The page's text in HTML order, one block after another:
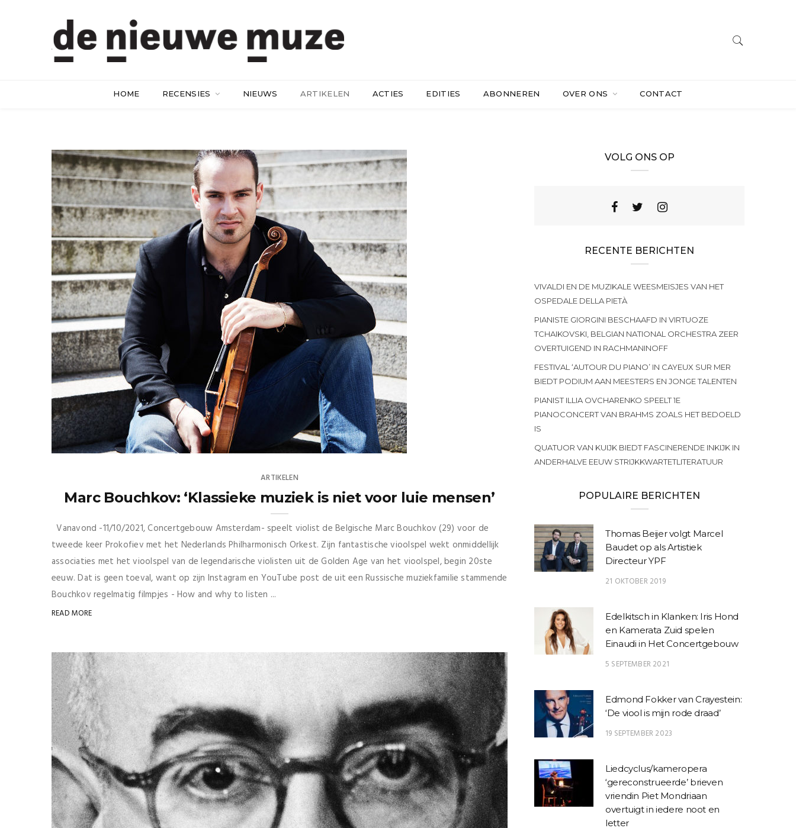
HOME RECENSIES NIEUWS ARTIKELEN ACTIES EDITIES ABONNEREN OVER ONS CONTACT
ARTIKELEN
Marc Bouchkov: ‘Klassieke muziek is niet voor luie mensen’
Vanavond -11/10/2021, Concertgebouw Amsterdam- speelt violist de Belgische Marc Bouchkov (29) voor de
tweede keer Prokofiev met het Nederlands Philharmonisch Orkest. Zijn fantastische vioolspel wekt onmiddellijk
associaties met het vioolspel van de legendarische violisten uit de Golden Age van het vioolspel, begin 20ste
eeuw. Dat is geen toeval, want op zijn Instagram en YouTube post de uit een Russische muziekfamilie stammende
Bouchkov regelmatig filmpjes - How and why to listen ...
READ MORE
VOLG ONS OP
RECENTE BERICHTEN
VIVALDI EN DE MUZIKALE WEESMEISJES VAN HET
OSPEDALE DELLA PIETÀ
PIANISTE GIORGINI BESCHAAFD IN VIRTUOZE
TCHAIKOVSKI, BELGIAN NATIONAL ORCHESTRA ZEER
OVERTUIGEND IN RACHMANINOFF
FESTIVAL ‘AUTOUR DU PIANO’ IN CAYEUX SUR MER
BIEDT PODIUM AAN MEESTERS EN JONGE TALENTEN
PIANIST ILLIA OVCHARENKO SPEELT 1E
PIANOCONCERT VAN BRAHMS ZOALS HET BEDOELD
IS
QUATUOR VAN KUIJK BIEDT FASCINERENDE INKIJK IN
ANDERHALVE EEUW STRIJKKWARTETLITERATUUR
POPULAIRE BERICHTEN
Thomas Beijer volgt Marcel
Baudet op als Artistiek
Directeur YPF
21 OKTOBER 2019
Edelkitsch in Klanken: Iris Hond
en Kamerata Zuid spelen
Einaudi in Het Concertgebouw
5 SEPTEMBER 2021
Edmond Fokker van Crayestein:
‘De viool is mijn rode draad’
19 SEPTEMBER 2023
Liedcyclus/kameropera
‘gereconstrueerde’ brieven
vriendin Piet Mondriaan
overtuigt in iedere noot en
letter